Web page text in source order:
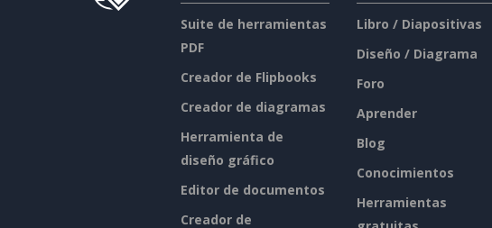
Suite de herramientas
PDF
Creador de Flipbooks
Creador de diagramas
Herramienta de
diseño gráfico
Editor de documentos
Creador de
Libro / Diapositivas
Diseño / Diagrama
Foro
Aprender
Blog
Conocimientos
Herramientas